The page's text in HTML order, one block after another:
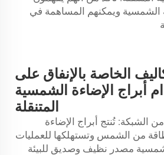
الشمسية ويمكنهم المساهمة في
الخاصة بالإنفاق على
أبراج الإضاءة الشمسية
المتنقلة
الشبكة: تُنتج أبراج الإضاءة
من الشمس وتستهلكها للعمليات
مصدر نظيف وصديق للبيئة